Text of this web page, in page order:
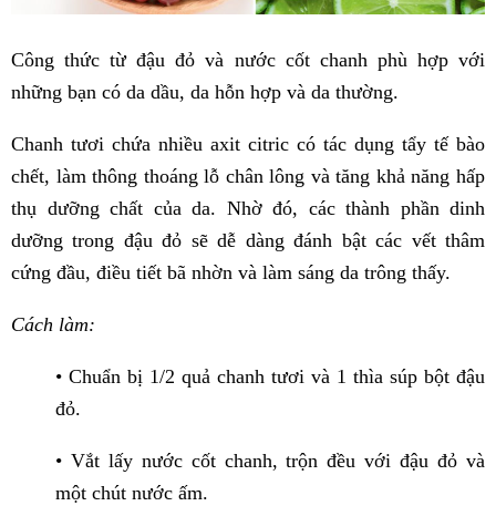
Công thức từ đậu đỏ và nước cốt chanh phù hợp với
những bạn có da dầu, da hỗn hợp và da thường.
Chanh tươi chứa nhiều axit citric có tác dụng tẩy tế bào
chết, làm thông thoáng lỗ chân lông và tăng khả năng hấp
thụ dưỡng chất của da. Nhờ đó, các thành phần dinh
dưỡng trong đậu đỏ sẽ dễ dàng đánh bật các vết thâm
cứng đầu, điều tiết bã nhờn và làm sáng da trông thấy.
Cách làm:
• Chuẩn bị 1/2 quả chanh tươi và 1 thìa súp bột đậu
đỏ.
• Vắt lấy nước cốt chanh, trộn đều với đậu đỏ và
một chút nước ấm.